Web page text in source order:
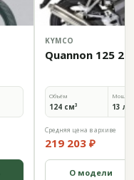
KYMCO
Quannon 125
Объём
124 см³ 13
Средняя цена в архиве
219 203 ₽
О модели